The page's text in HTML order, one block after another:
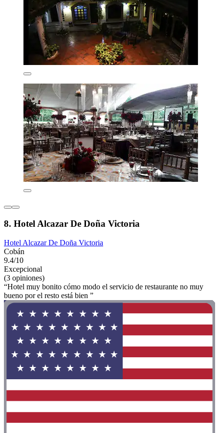
8. Hotel Alcazar De Doña Victoria
Hotel Alcazar De Doña Victoria
Cobán
9.4/10
Excepcional
(3 opiniones)
“Hotel muy bonito cómo modo el servicio de restaurante no muy
bueno por el resto está bien ”